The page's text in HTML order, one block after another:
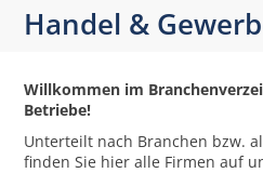
Handel &
Willkommen im
Betriebe!
Unterteilt nach Branchen bzw.
finden Sie hier alle Firmen auf